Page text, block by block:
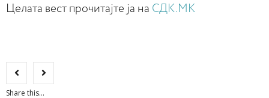
Целата вест прочитајте ја на СДК.МК
Share this...